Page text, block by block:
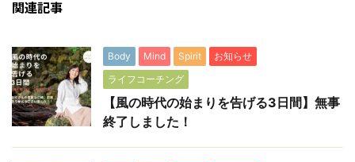
関連記事
Body Mind Spirit
お知らせ
ライフコーチング
【風の時代の始まりを告げる3日間】無事
終了しました！